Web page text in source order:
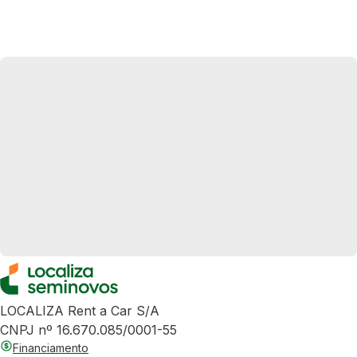
LOCALIZA Rent a Car S/A
CNPJ nº 16.670.085/0001-55
Financiamento